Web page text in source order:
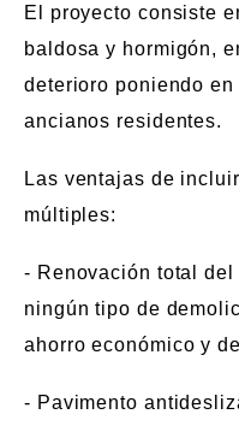
El proyecto consiste
baldosa y hormigón,
deterioro poniendo
ancianos residentes.
Las ventajas de
múltiples:
- Renovación total
ningún tipo de
ahorro económico y
- Pavimento